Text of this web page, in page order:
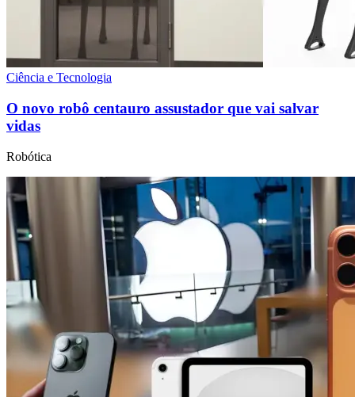
Ciência e Tecnologia
O novo robô centauro assustador que vai salvar
vidas
Robótica